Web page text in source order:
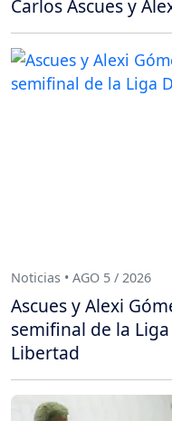
Carlos Ascues y
Noticias • AGO 5 / 2026
Ascues y Alexi
semifinal de la
Libertad